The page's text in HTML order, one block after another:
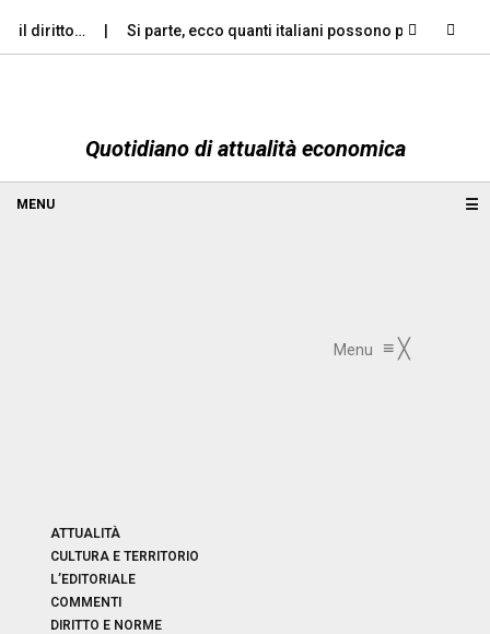
diritto… Si parte, ecco quanti italiani possono permettersi le…
Quotidiano di attualità economica
Menu ≡ ╳
ATTUALITÀ
CULTURA E TERRITORIO
L’EDITORIALE
COMMENTI
DIRITTO E NORME
☰